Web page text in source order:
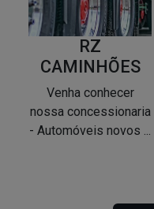
RZ
CAMINHÕES
Venha conhecer
nossa concessionaria
- Automóveis novos ...